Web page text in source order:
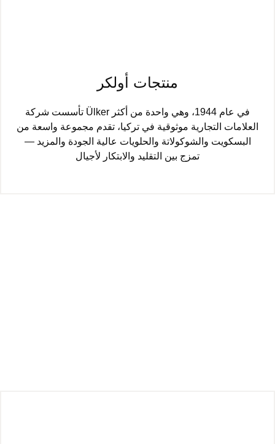
منتجات أولكر
تأسست شركة Ülker في عام 1944، وهي واحدة من أكثر
العلامات التجارية موثوقية في تركيا، تقدم مجموعة واسعة من
البسكويت والشوكولاتة والحلويات عالية الجودة والمزيد —
تمزج بين التقليد والابتكار لأجيال